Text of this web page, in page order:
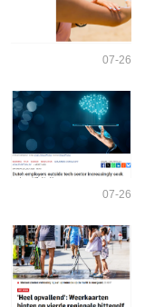
07-26
07-26